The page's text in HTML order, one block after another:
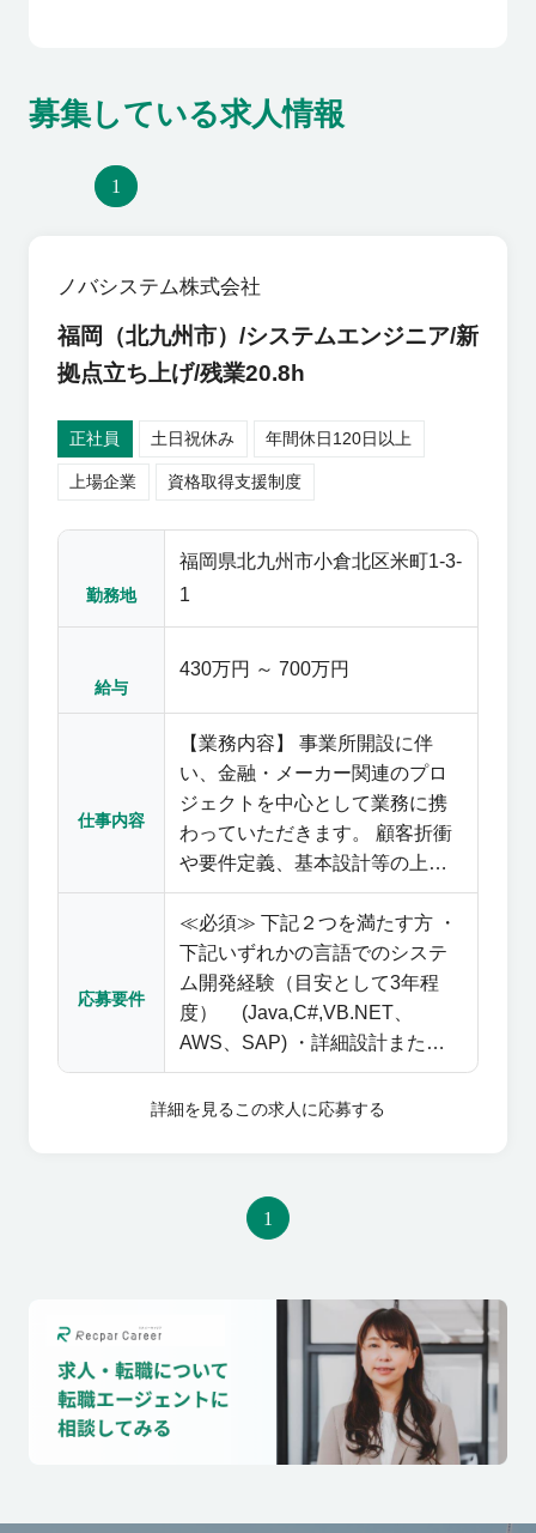
募集している求人情報
1
ノバシステム株式会社
福岡（北九州市）/システムエンジニア/新
拠点立ち上げ/残業20.8h
正社員 土日祝休み 年間休日120日以上
上場企業 資格取得支援制度
勤務地
福岡県北九州市小倉北区米町1-3-
1
給与
430万円 ～ 700万円
仕事内容
【業務内容】 事業所開設に伴
い、金融・メーカー関連のプロ
ジェクトを中心として業務に携
わっていただきます。 顧客折衝
や要件定義、基本設計等の上流
工程から携わりやすいため、
PL、PMとしてのキャリアを経験
しやすい環境です。 <開発環境>
言語：Java、COBOL、JCL、
Go、JavaScript等 環境：shell、
WACs、HLL/WB 【福岡事業所
の開設に伴い、立ち上げメンバ
ーを募集】 2025年より、広島に
本社を持ちながら、広島の実績
を基に事業所の開設に一翼を担
境で裁量をもって働きたい方を
への貢献】 ゆくゆくは行政DXや
地場企業DXを推進していきま
す。 地方の発展への貢献性が高
いお仕事が可能です。 【立ち上
業所の立ち上げメンバーとし
応募要件
≪必須≫ 下記２つを満たす方 ・
下記いずれかの言語でのシステ
ム開発経験（目安として3年程
度） (Java,C#,VB.NET、
AWS、SAP) ・詳細設計または
基本設計のご経験をお持ちの方
≪歓迎≫ ・マネジメント経験
上流工程にチャレンジしたい方
（当社には20代後半～30代前
技術者 ≪求める人物像≫ ・コミ
ュニケーションを楽しむ ・自ら
変化・成長の機会を創出する ・
周りを巻き込んで前に進める ・
チームワークを大切にする
詳細を見るこの求人に応募する
1